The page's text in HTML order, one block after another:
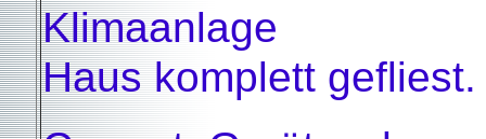
Klimaanlage
Haus komplett gefliest.